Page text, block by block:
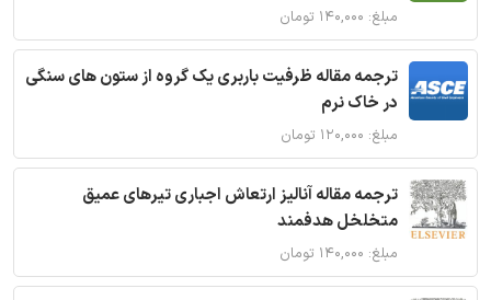
مبلغ: ۱۴۰,۰۰۰ تومان
ترجمه مقاله ظرفیت باربری یک گروه از ستون های سنگی
در خاک نرم
مبلغ: ۱۲۰,۰۰۰ تومان
ترجمه مقاله آنالیز ارتعاش اجباری تیرهای عمیق
متخلخل هدفمند
مبلغ: ۱۴۰,۰۰۰ تومان